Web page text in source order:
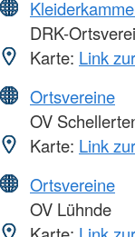
DRK-
Karte: Link
Ortsvereine
OV
Karte: Link
Ortsvereine
OV Lühnde